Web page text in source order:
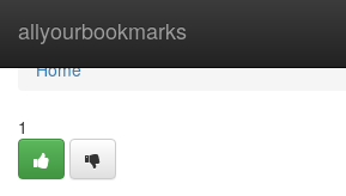
allyourbookmarks
Home
Home
1